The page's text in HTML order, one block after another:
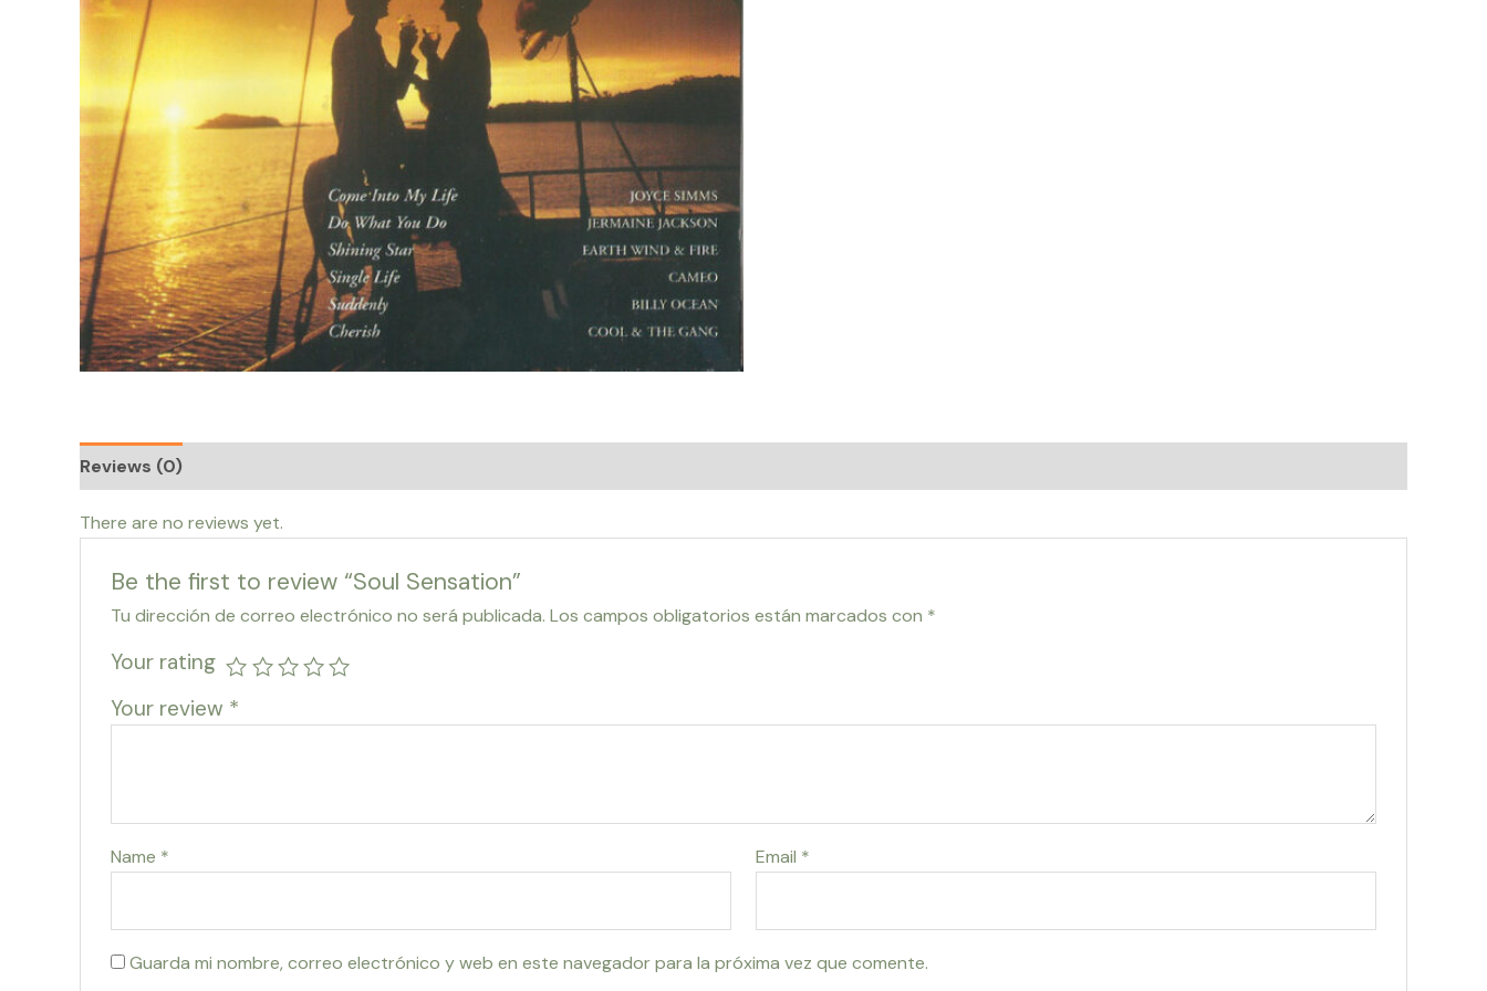
Reviews (0)
There are no reviews yet.
Be the first to review “Soul Sensation”
Tu dirección de correo electrónico no será publicada. Los campos obligatorios están marcados con *
Your rating
Your review *
Name * Email *
Guarda mi nombre, correo electrónico y web en este navegador para la próxima vez que comente.